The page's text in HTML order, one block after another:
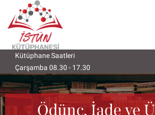
dikkat:
Bu
sitesi
erişilebilirlik
sistemi
içerir.
Kütüphane Saatleri
Çarşamba 08.30 - 17.30
Perşembe
Ödünç, İade ve